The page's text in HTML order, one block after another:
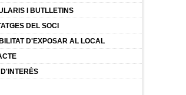
I BUTLLETINS
DEL SOCI
D'EXPOSAR AL LOCAL